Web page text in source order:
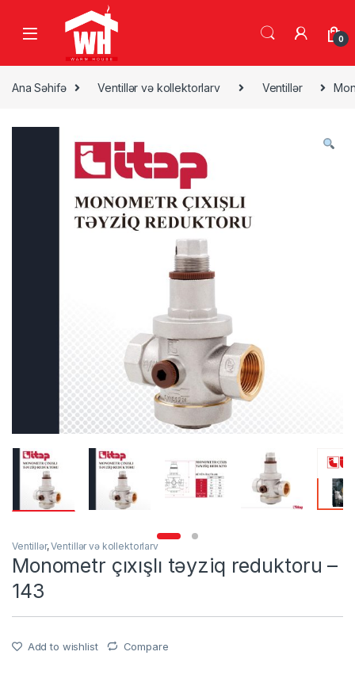
Skip to navigation
0
Ana Səhifə Ventillər və kollektorlarv Ventillər
Ventillər,Ventillər və kollektorlarv
Monometr çıxışlı təyziq reduktoru –
143
Add to wishlist Compare